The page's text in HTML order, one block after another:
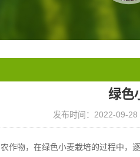
绿色
发布时间：2022-09-28
作物，在绿色小麦栽培的过程中，